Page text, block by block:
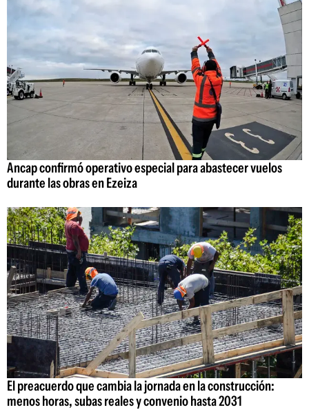
Ancap confirmó operativo especial para abastecer vuelos
durante las obras en Ezeiza
El preacuerdo que cambia la jornada en la construcción:
menos horas, subas reales y convenio hasta 2031